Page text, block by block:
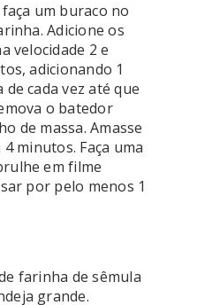
um buraco no
Adicione os
velocidade 2 e
adicionando 1
cada vez até que
o batedor
de massa. Amasse
minutos. Faça uma
em filme
por pelo menos 1
farinha de sêmula
grande.